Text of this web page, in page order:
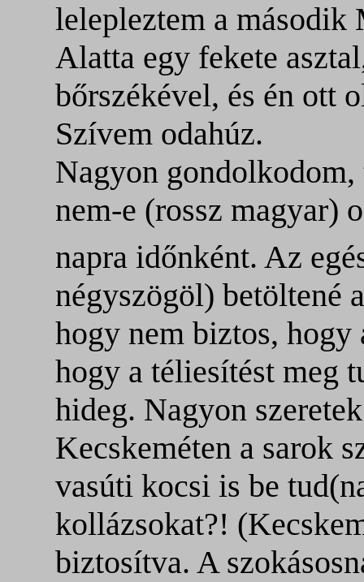
lelepleztem a
Alatta egy fekete
bőrszékével, és én ott
Szívem odahúz.
Nagyon
nem-e (rossz magyar)
napra időnként. Az
négyszögöl) betöltené
hogy nem biztos, hogy
hogy a téliesítést meg
hideg. Nagyon
Kecskeméten a sarok
vasúti kocsi is be
kollázsokat?!
biztosítva. A